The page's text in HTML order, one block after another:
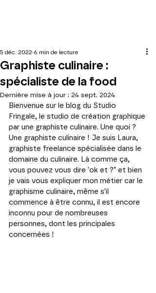
Graphiste culinaire :
spécialiste de la food
5 déc. 2022 6 min de lecture
Dernière mise à jour : 24 sept. 2024
Bienvenue sur le blog du Studio
Fringale, le studio de création graphique
par une graphiste culinaire. Une quoi ?
Une graphiste culinaire ! Je suis Laura,
graphiste freelance spécialisée dans le
domaine du culinaire. Là comme ça,
vous pouvez vous dire 'ok et ?" et bien
je vais vous expliquer mon métier car le
graphisme culinaire, même s'il
commence à être connu, il est encore
inconnu pour de nombreuses
personnes, dont les principales
concernées !